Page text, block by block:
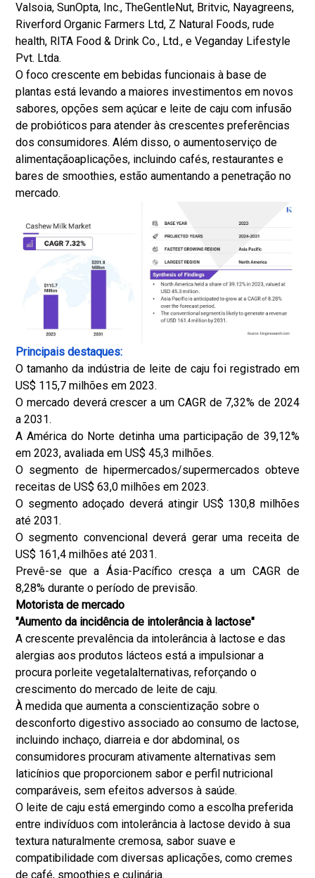
Valsoia, SunOpta, Inc., TheGentleNut, Britvic, Nayagreens,
Riverford Organic Farmers Ltd, Z Natural Foods, rude
health, RITA Food & Drink Co., Ltd., e Veganday Lifestyle
Pvt. Ltda.
O foco crescente em bebidas funcionais à base de
plantas está levando a maiores investimentos em novos
sabores, opções sem açúcar e leite de caju com infusão
de probióticos para atender às crescentes preferências
dos consumidores. Além disso, o aumentoserviço de
alimentaçãoaplicações, incluindo cafés, restaurantes e
bares de smoothies, estão aumentando a penetração no
mercado.
Principais destaques:
O tamanho da indústria de leite de caju foi registrado em
US$ 115,7 milhões em 2023.
O mercado deverá crescer a um CAGR de 7,32% de 2024
a 2031.
A América do Norte detinha uma participação de 39,12%
em 2023, avaliada em US$ 45,3 milhões.
O segmento de hipermercados/supermercados obteve
receitas de US$ 63,0 milhões em 2023.
O segmento adoçado deverá atingir US$ 130,8 milhões
até 2031.
O segmento convencional deverá gerar uma receita de
US$ 161,4 milhões até 2031.
Prevê-se que a Ásia-Pacífico cresça a um CAGR de
8,28% durante o período de previsão.
Motorista de mercado
"Aumento da incidência de intolerância à lactose"
A crescente prevalência da intolerância à lactose e das
alergias aos produtos lácteos está a impulsionar a
procura porleite vegetalalternativas, reforçando o
crescimento do mercado de leite de caju.
À medida que aumenta a conscientização sobre o
desconforto digestivo associado ao consumo de lactose,
incluindo inchaço, diarreia e dor abdominal, os
consumidores procuram ativamente alternativas sem
laticínios que proporcionem sabor e perfil nutricional
comparáveis, sem efeitos adversos à saúde.
O leite de caju está emergindo como a escolha preferida
entre indivíduos com intolerância à lactose devido à sua
textura naturalmente cremosa, sabor suave e
compatibilidade com diversas aplicações, como cremes
de café, smoothies e culinária.